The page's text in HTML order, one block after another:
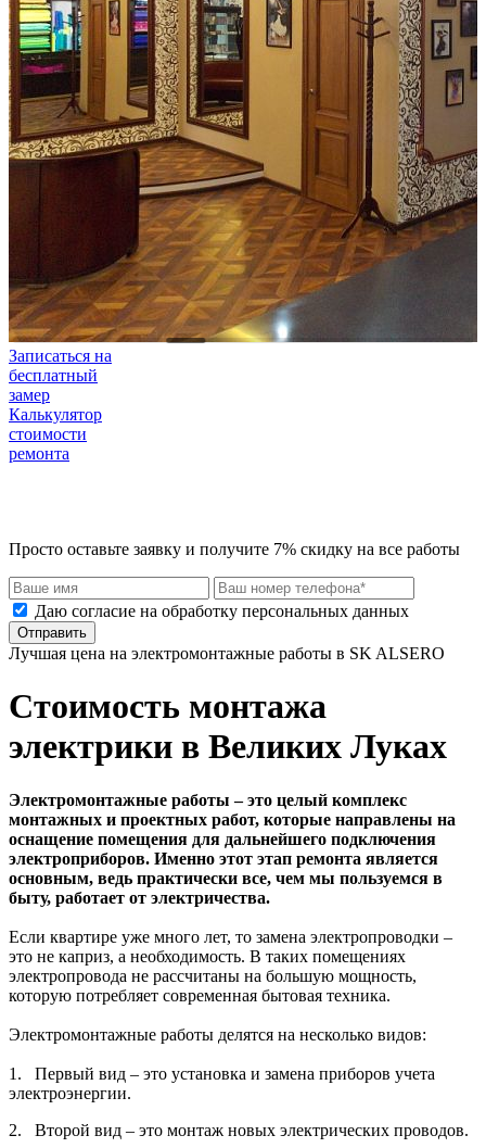
Записаться на
бесплатный
замер
Калькулятор
стоимости
ремонта
Просто оставьте заявку и получите 7% скидку на все работы
Даю согласие на обработку персональных данных
Отправить
Лучшая цена на электромонтажные работы в SK ALSERO
Стоимость монтажа
электрики в Великих Луках
Электромонтажные работы – это целый комплекс
монтажных и проектных работ, которые направлены на
оснащение помещения для дальнейшего подключения
электроприборов. Именно этот этап ремонта является
основным, ведь практически все, чем мы пользуемся в
быту, работает от электричества.
Если квартире уже много лет, то замена электропроводки –
это не каприз, а необходимость. В таких помещениях
электропровода не рассчитаны на большую мощность,
которую потребляет современная бытовая техника.
Электромонтажные работы делятся на несколько видов:
1. Первый вид – это установка и замена приборов учета
электроэнергии.
2. Второй вид – это монтаж новых электрических проводов.